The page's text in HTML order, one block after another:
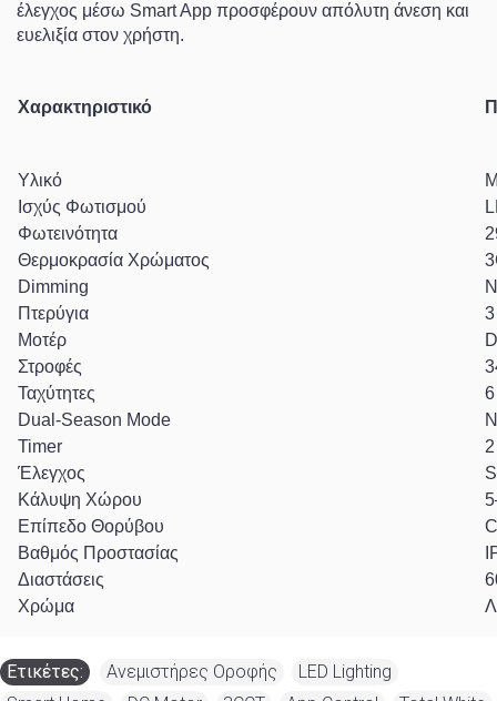
έλεγχος μέσω Smart App προσφέρουν απόλυτη άνεση και
ευελιξία στον χρήστη.
Χαρακτηριστικό
Υλικό
Ισχύς Φωτισμού
Φωτεινότητα
Θερμοκρασία Χρώματος
Dimming
Πτερύγια
3
Μοτέρ
Στροφές
Ταχύτητες
6
Dual-Season Mode
Timer
Έλεγχος
Κάλυψη Χώρου
Επίπεδο Θορύβου
Βαθμός Προστασίας
Διαστάσεις
Χρώμα
Ετικέτες: Ανεμιστήρες Οροφής LED Lighting